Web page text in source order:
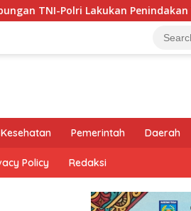
Tegas dan Terukur
Kesehatan Pemerintah Daerah
Policy Redaksi